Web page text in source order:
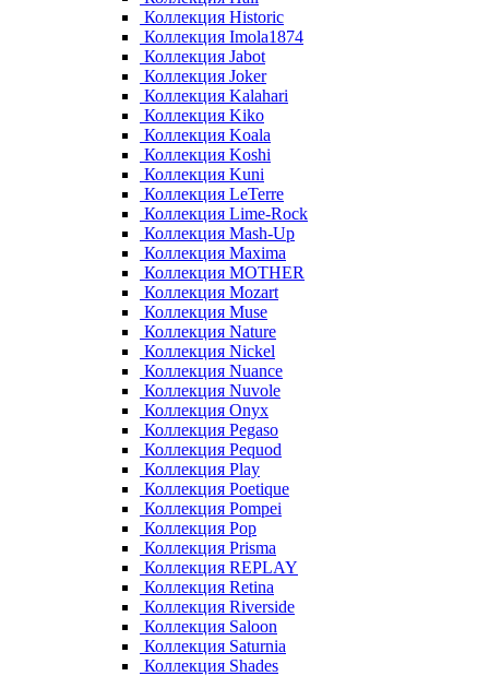
Коллекция Historic
Коллекция Imola1874
Коллекция Jabot
Коллекция Joker
Коллекция Kalahari
Коллекция Kiko
Коллекция Koala
Коллекция Koshi
Коллекция Kuni
Коллекция LeTerre
Коллекция Lime-Rock
Коллекция Mash-Up
Коллекция Maxima
Коллекция MOTHER
Коллекция Mozart
Коллекция Muse
Коллекция Nature
Коллекция Nickel
Коллекция Nuance
Коллекция Nuvole
Коллекция Onyx
Коллекция Pegaso
Коллекция Pequod
Коллекция Play
Коллекция Poetique
Коллекция Pompei
Коллекция Pop
Коллекция Prisma
Коллекция REPLAY
Коллекция Retina
Коллекция Riverside
Коллекция Saloon
Коллекция Saturnia
Коллекция Shades